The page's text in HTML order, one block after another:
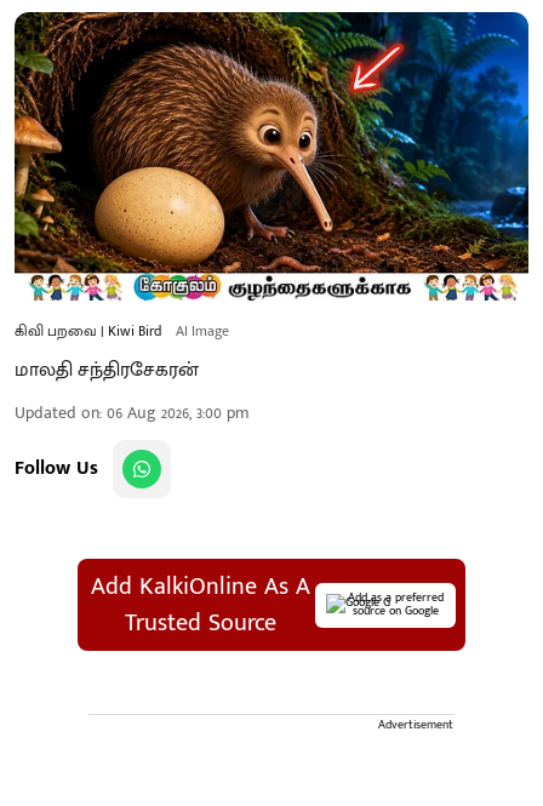
கிவி பறவை | Kiwi Bird AI Image
மாலதி சந்திரசேகரன்
Updated on:06 Aug 2026, 3:00 pm
Follow Us
Add KalkiOnline As A
Trusted Source
Add as a preferred
source on Google
Advertisement